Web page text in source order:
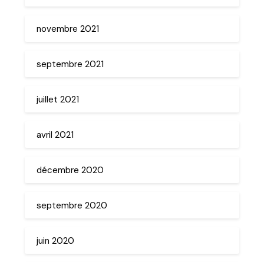
novembre 2021
septembre 2021
juillet 2021
avril 2021
décembre 2020
septembre 2020
juin 2020